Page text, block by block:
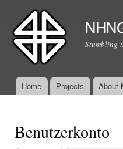
Stumbling
Hauptmenü
Home Projects About
Benutzerkonto